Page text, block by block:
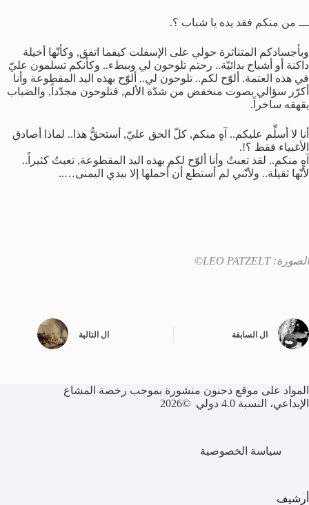
ـــ من منكم فقد يده يا شباب ؟.
وبأجسادكم المتناثرة حولي على الإسفلت كيفما اتفق, وكأنّها أخيلة
داكنة أو أشباح بدائيّة.. رحتم تلوحون لي وببطء.. وكأنكم تسلمون عليّ
في هذه العتمة. ألوّح لكم.. تلوحون لي.. ألوّح بهذه اليد المقطوعة وأنا
أكرّر سؤالي بصوت منخفض من شدّة الألم, فتلوحون مجدّداً, والضباب
يقهقه ساخراً.
أنا لا أسلِّم عليكم.. آهٍ منكم, كلّ الحق عليّ, أستحقُّ هذا.. لماذا أصادق
الأغبياء فقط ؟!.
آهٍ منكم.. لقد تعبتُ وأنا ألوّح لكم بهذه اليد المقطوعة, تعبتُ كثيراً..
لأنّها ثقيلة.. ولأنّني لم أستطع أن أحملها إلا بيدي اليمنى…..
الصورة: LEO PATZELT©
ال السابقة ال التالية
المواد على موقع دحنون منشورة بموجب رخصة المشاع
الإبداعي، النسبة 4.0 دولي ©2026
سياسة الخصوصية
أرشيف